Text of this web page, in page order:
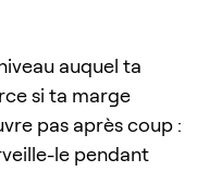
auquel ta
si ta marge
pas après coup :
le pendant